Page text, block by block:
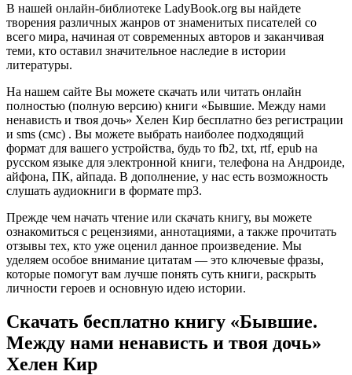
В нашей онлайн-библиотеке LadyBook.org вы найдете
творения различных жанров от знаменитых писателей со
всего мира, начиная от современных авторов и заканчивая
теми, кто оставил значительное наследие в истории
литературы.
На нашем сайте Вы можете скачать или читать онлайн
полностью (полную версию) книги «Бывшие. Между нами
ненависть и твоя дочь» Хелен Кир бесплатно без регистрации
и sms (смс) . Вы можете выбрать наиболее подходящий
формат для вашего устройства, будь то fb2, txt, rtf, epub на
русском языке для электронной книги, телефона на Андроиде,
айфона, ПК, айпада. В дополнение, у нас есть возможность
слушать аудиокниги в формате mp3.
Прежде чем начать чтение или скачать книгу, вы можете
ознакомиться с рецензиями, аннотациями, а также прочитать
отзывы тех, кто уже оценил данное произведение. Мы
уделяем особое внимание цитатам — это ключевые фразы,
которые помогут вам лучше понять суть книги, раскрыть
личности героев и основную идею истории.
Скачать бесплатно книгу «Бывшие.
Между нами ненависть и твоя дочь»
Хелен Кир